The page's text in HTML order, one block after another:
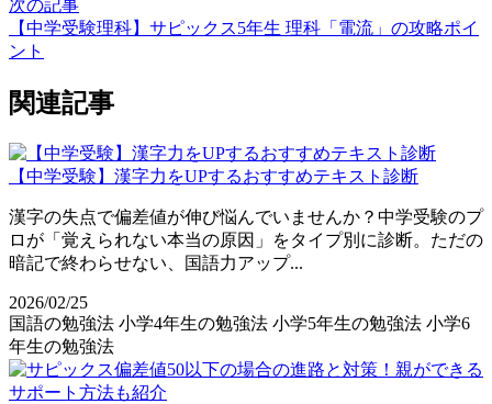
次の記事
【中学受験理科】サピックス5年生 理科「電流」の攻略ポイ
ント
関連記事
【中学受験】漢字力をUPするおすすめテキスト診断
漢字の失点で偏差値が伸び悩んでいませんか？中学受験のプ
ロが「覚えられない本当の原因」をタイプ別に診断。ただの
暗記で終わらせない、国語力アップ...
2026/02/25
国語の勉強法 小学4年生の勉強法 小学5年生の勉強法 小学6
年生の勉強法